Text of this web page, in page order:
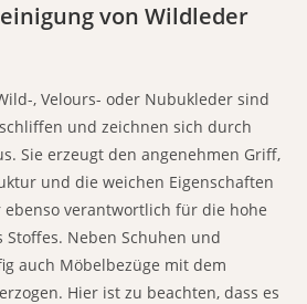
von Wildleder
, Velours- oder Nubukleder sind
und zeichnen sich durch
Sie erzeugt den angenehmen Griff,
und die weichen Eigenschaften
verantwortlich für die hohe
Neben Schuhen und
auch Möbelbezüge mit dem
Hier ist zu beachten, dass es